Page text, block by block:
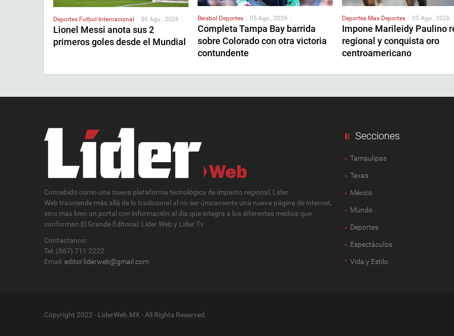
Deportes Futbol Internacional 06 Ago , 2026
Lionel Messi anota sus 2
primeros goles desde el Mundial
Beisbol Deportes 05 Ago , 2026
Completa Tampa Bay barrida
sobre Colorado con otra victoria
contundente
Deportes Mas Deportes 05 Ago , 2026
Impone Marileidy Paulino
regional y conquista oro
centroamericano
Concebido como una nueva plataforma tecnológica de impacto regional, Lider
Web trasciende más allá de lo tradicional al no ser únicamente una nueva página de internet,
sino más bien un portal con información al día que integra a los diferentes medios que
conforman El Grande Editorial: Líder Web y Líder Tv
Contactanos:
Tel: (867) 711 2222
Email: editor.liderweb@gmail.com
Secciones
Tamaulipas
Texas
México
Mundo
Deportes
Espectàculos
Vida y Estilo
Copyright 2022 - LiderWeb.MX - All Rights Reserved.